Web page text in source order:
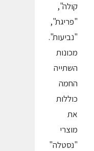
קולה",
"פריגת",
"נביעות".
מכונות
השתייה
החמה
כוללות
את
מוצרי
"נסטלה"